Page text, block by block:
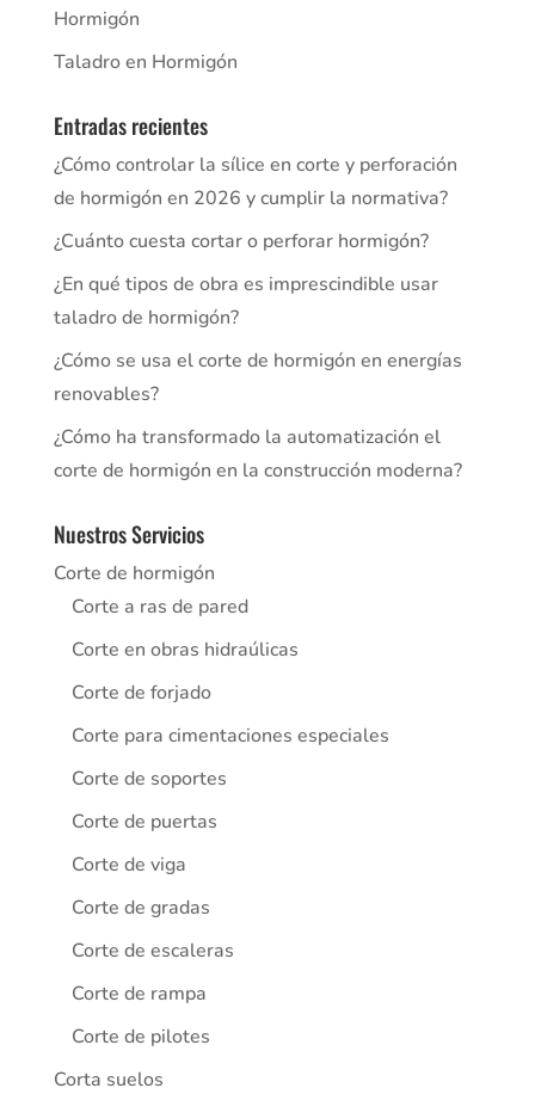
Hormigón
Taladro en Hormigón
Entradas recientes
¿Cómo controlar la sílice en corte y perforación
de hormigón en 2026 y cumplir la normativa?
¿Cuánto cuesta cortar o perforar hormigón?
¿En qué tipos de obra es imprescindible usar
taladro de hormigón?
¿Cómo se usa el corte de hormigón en energías
renovables?
¿Cómo ha transformado la automatización el
corte de hormigón en la construcción moderna?
Nuestros Servicios
Corte de hormigón
Corte a ras de pared
Corte en obras hidraúlicas
Corte de forjado
Corte para cimentaciones especiales
Corte de soportes
Corte de puertas
Corte de viga
Corte de gradas
Corte de escaleras
Corte de rampa
Corte de pilotes
Corta suelos